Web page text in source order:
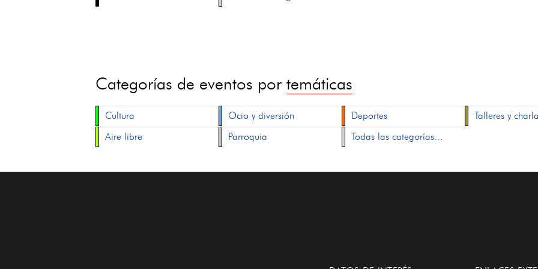
Categorías de eventos portemáticas
Cultura Ocio y diversión Deportes Talleres y
Aire libre
Parroquia Todas las categorías...